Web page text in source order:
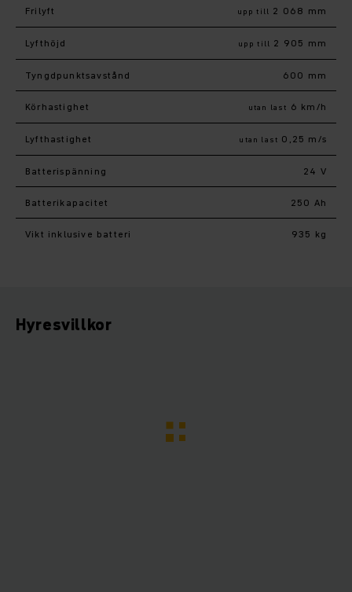
Frilyft upp till 2 068 mm
Lyfthöjd upp till 2 905 mm
Tyngdpunktsavstånd 600 mm
Körhastighet utan last 6 km/h
Lyfthastighet utan last 0,25 m/s
Batterispänning 24 V
Batterikapacitet 250 Ah
Vikt inklusive batteri 935 kg
Hyresvillkor